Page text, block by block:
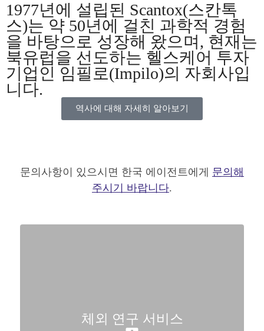
1977년에 설립된 Scantox(스칸톡
스)는 약 50년에 걸친 과학적 경험
을 바탕으로 성장해 왔으며, 현재는
북유럽을 선도하는 헬스케어 투자
기업인 임필로(Impilo)의 자회사입
니다.
역사에 대해 자세히 알아보기
문의사항이 있으시면 한국 에이전트에게 문의해
주시기 바랍니다.
체외 연구 서비스